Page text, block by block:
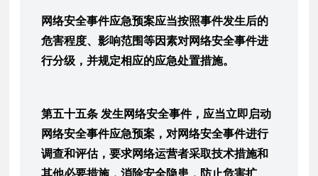
网络安全事件应急预案应当按照事件发生后的
危害程度、影响范围等因素对网络安全事件进
行分级，并规定相应的应急处置措施。
第五十五条 发生网络安全事件，应当立即启动
网络安全事件应急预案，对网络安全事件进行
调查和评估，要求网络运营者采取技术措施和